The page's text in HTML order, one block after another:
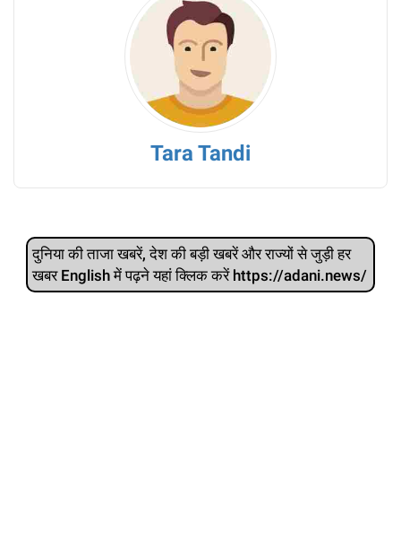
Tara Tandi
दुनिया की ताजा खबरें, देश की बड़ी खबरें और राज्‍यों से जुड़ी हर
खबर English में पढ़ने यहां क्लिक करें https://adani.news/